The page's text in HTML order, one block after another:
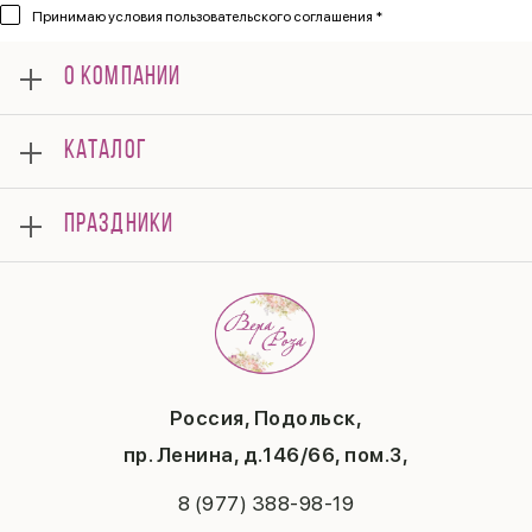
Принимаюусловия пользовательского соглашения *
Россия, Подольск,
пр. Ленина, д.146/66, пом.3,
8 (977) 388-98-19
О КОМПАНИИ
Мероприятия
Корпоративным клиентам
Оплата
Доставка
Отзывы
Политика конфиденциальности
КАТАЛОГ
Композиции
Подарки
ПРАЗДНИКИ
Последний звонок